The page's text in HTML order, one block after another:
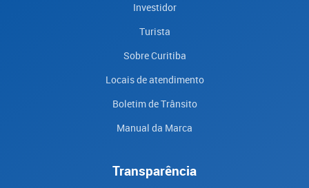
Investidor
Turista
Sobre Curitiba
Locais de atendimento
Boletim de Trânsito
Manual da Marca
Transparência